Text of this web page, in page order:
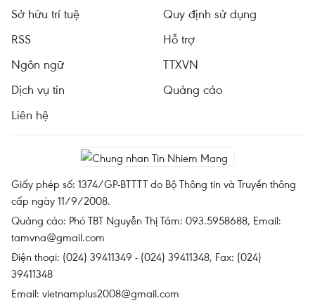
Sở hữu trí tuệ
Quy định sử dụng
RSS
Hỗ trợ
Ngôn ngữ
TTXVN
Dịch vụ tin
Quảng cáo
Liên hệ
Giấy phép số: 1374/GP-BTTTT do Bộ Thông tin và Truyền thông
cấp ngày 11/9/2008.
Quảng cáo: Phó TBT Nguyễn Thị Tám: 093.5958688, Email:
tamvna@gmail.com
Điện thoại: (024) 39411349 - (024) 39411348, Fax: (024)
39411348
Email: vietnamplus2008@gmail.com